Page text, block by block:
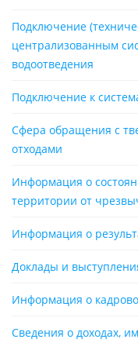
Подключение
централизованным
водоотведения
Подключение к
Сфера обращения с
отходами
Информация о
территории от
Информация о
Доклады и
Информация о
Сведения о доходах,